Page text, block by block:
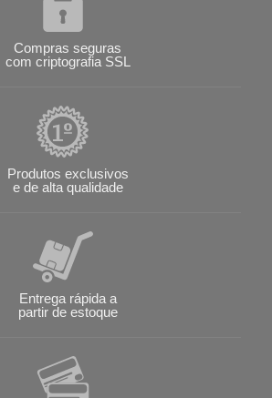
Compras seguras
com criptografia SSL
Produtos exclusivos
e de alta qualidade
Entrega rápida a
partir de estoque